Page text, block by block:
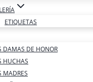
ETIQUETAS
DAMAS DE HONOR
HUCHAS
MADRES